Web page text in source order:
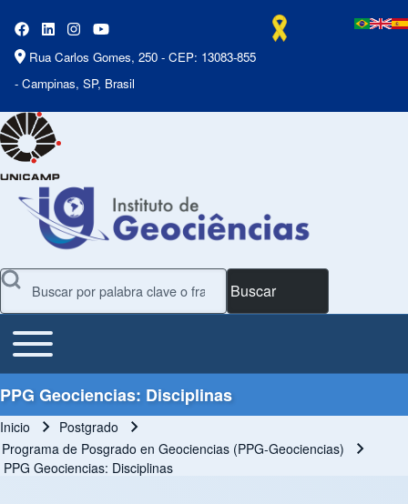
Rua Carlos Gomes, 250 - CEP: 13083-855
- Campinas, SP, Brasil
Buscar
Main Menu
Toggle main menu
PPG Geociencias: Disciplinas
Ruta de navegación
Inicio
Postgrado
Programa de Posgrado en Geociencias (PPG-Geociencias)
PPG Geociencias: Disciplinas